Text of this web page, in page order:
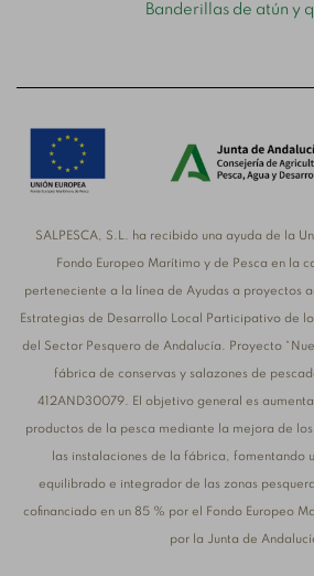
Banderillas de atún y
SALPESCA, S.L. ha recibido una ayuda de la
Fondo Europeo Marítimo y de Pesca en la
perteneciente a la línea de Ayudas a proyectos
Estrategias de Desarrollo Local Participativo de
del Sector Pesquero de Andalucía. Proyecto
fábrica de conservas y salazones de
412AND30079. El objetivo general es
productos de la pesca mediante la mejora de
las instalaciones de la fábrica, fomentando
equilibrado e integrador de las zonas
cofinanciado en un 85 % por el Fondo Europeo
por la Junta de